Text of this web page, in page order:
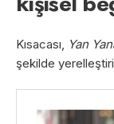
Kısacası, Yan
şekilde